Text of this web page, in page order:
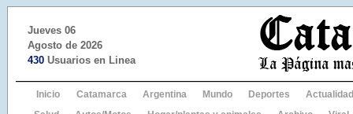
Jueves 06
Agosto de 2026
430 Usuarios en Linea
Inicio Catamarca Argentina Mundo Deportes
Actualidad